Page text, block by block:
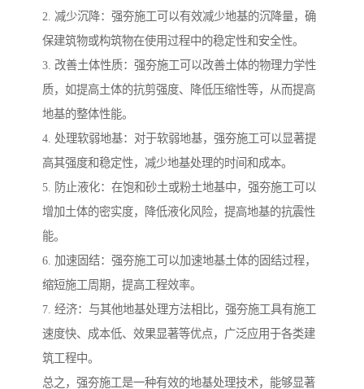
2. 减少沉降：强夯施工可以有效减少地基的沉降量，确
保建筑物或构筑物在使用过程中的稳定性和安全性。
3. 改善土体性质：强夯施工可以改善土体的物理力学性
质，如提高土体的抗剪强度、降低压缩性等，从而提高
地基的整体性能。
4. 处理软弱地基：对于软弱地基，强夯施工可以显著提
高其强度和稳定性，减少地基处理的时间和成本。
5. 防止液化：在饱和砂土或粉土地基中，强夯施工可以
增加土体的密实度，降低液化风险，提高地基的抗震性
能。
6. 加速固结：强夯施工可以加速地基土体的固结过程，
缩短施工周期，提高工程效率。
7. 经济：与其他地基处理方法相比，强夯施工具有施工
速度快、成本低、效果显著等优点，广泛应用于各类建
筑工程中。
总之，强夯施工是一种有效的地基处理技术，能够显著